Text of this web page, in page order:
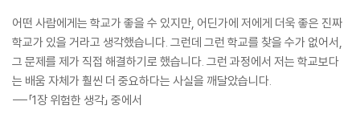
사랑과 약탈
캐리비안의 해적들을 위한 자기평가
평판, 시험, 포트폴리오
어떤 사람에게는 학교가 좋을 수 있지만, 어딘가에 저에게 더욱 좋은 진짜
학교가 있을 거라고 생각했습니다. 그런데 그런 학교를 찾을 수가 없어서,
그 문제를 제가 직접 해결하기로 했습니다. 그런 과정에서 저는 학교보다
는 배움 자체가 훨씬 더 중요하다는 사실을 깨달았습니다.
---「1장 위험한 생각」 중에서